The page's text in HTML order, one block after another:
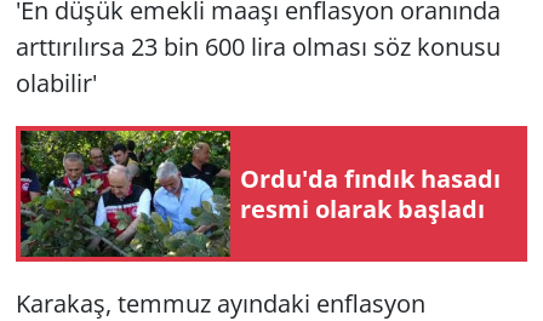
'En düşük emekli maaşı enflasyon oranında
arttırılırsa 23 bin 600 lira olması söz konusu
olabilir'
Ordu'da fındık hasadı
resmi olarak başladı
Karakaş, temmuz ayındaki enflasyon